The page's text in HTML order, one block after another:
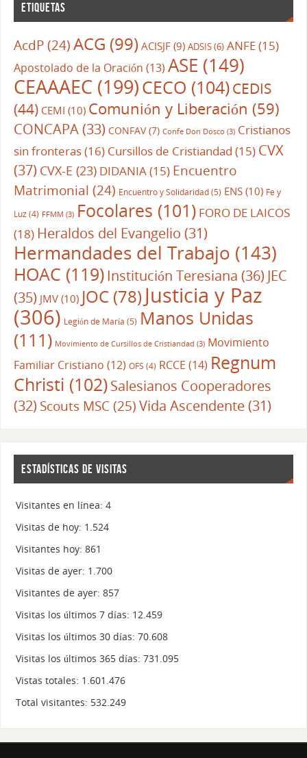
ETIQUETAS
AcdP(24) ACG (99) ACISJF(9) ADSIS(6) ANFE(15)
Apostolado de la Oración (13) ASE (149)
CEAAAEC (199)CECO (104)CEDIS
(44) CEMI (10) Comunión y Liberación (59)
CONCAPA(33) CONFAV(7) Confe Don Dosco (3) Cristianos
sin fronteras(16) Cursillos de Cristiandad (15) CVX
(37) CVX-E (23) DIDANIA(15) Encuentro
Matrimonial (24) Encuentro y Solidaridad(5) ENS(10) Fe y
Luz (4) FFMM (3) Focolares (101) FORO DE LAICOS
(18) Heraldos del Evangelio (31)
Hermandades del Trabajo (143)
HOAC (119) Institución Teresiana (36) JEC
(35) JMV(10) JOC(78)Justicia y Paz
(306) Legión de María (5) Manos Unidas
(111) Movimiento de Cursillos de Cristiandad (3) Movimiento
Familiar Cristiano (12) OFS (4) RCCE (14) Regnum
Christi (102)Salesianos Cooperadores
(32) Scouts MSC(25) Vida Ascendente(31)
ESTADÍSTICAS DE VISITAS
Visitantes en línea: 4
Visitas de hoy: 1.524
Visitantes hoy: 861
Visitas de ayer: 1.700
Visitantes de ayer: 857
Visitas los últimos 7 días: 12.459
Visitas los últimos 30 días: 70.608
Visitas los últimos 365 días: 731.095
Vistas totales: 1.601.476
Total visitantes: 532.249